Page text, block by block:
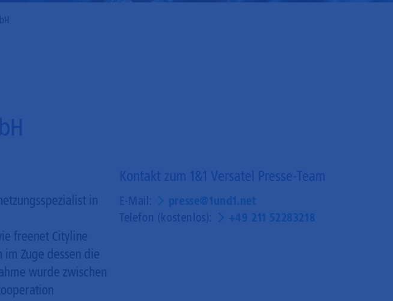
in
freenet Cityline
Zuge dessen die
wurde zwischen
Kontakt zum 1&1 Versatel Presse-Team
E-Mail:
presse@1und1.net
Telefon (kostenlos):
+49 211 52283218